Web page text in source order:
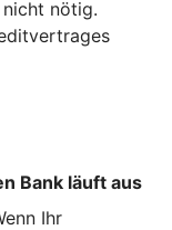
nötig.
Bank läuft aus
Ihr